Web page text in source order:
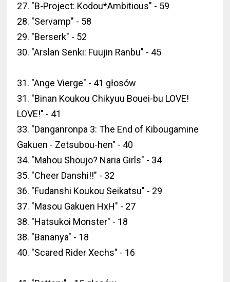
27. "B-Project: Kodou*Ambitious" - 59
28. "Servamp" - 58
29. "Berserk" - 52
30. "Arslan Senki: Fuujin Ranbu" - 45
31. "Ange Vierge" - 41 głosów
31. "Binan Koukou Chikyuu Bouei-bu LOVE!
LOVE!" - 41
33. "Danganronpa 3: The End of Kibougamine
Gakuen - Zetsubou-hen" - 40
34. "Mahou Shoujo? Naria Girls" - 34
35. "Cheer Danshi!!" - 32
36. "Fudanshi Koukou Seikatsu" - 29
37. "Masou Gakuen HxH" - 27
38. "Hatsukoi Monster" - 18
38. "Bananya" - 18
40. "Scared Rider Xechs" - 16